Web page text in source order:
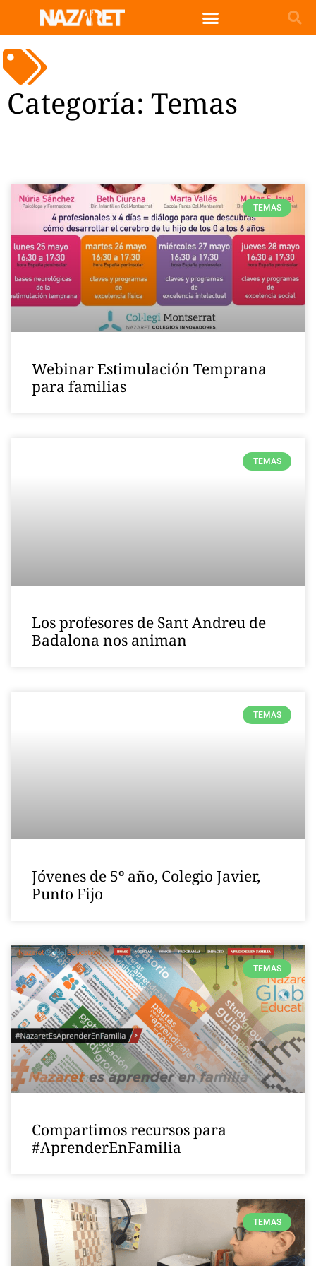
Categoría: Temas
TEMAS
Webinar Estimulación Temprana
para familias
TEMAS
Los profesores de Sant Andreu de
Badalona nos animan
TEMAS
Jóvenes de 5º año, Colegio Javier,
Punto Fijo
TEMAS
Compartimos recursos para
#AprenderEnFamilia
TEMAS